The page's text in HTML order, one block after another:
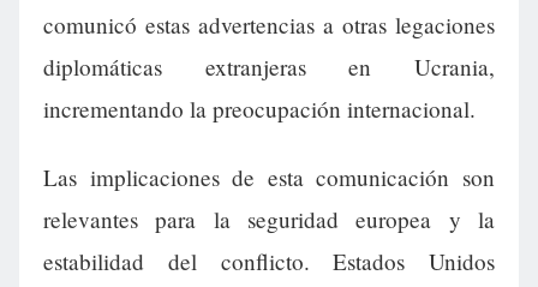
comunicó estas advertencias a otras legaciones
diplomáticas extranjeras en Ucrania,
incrementando la preocupación internacional.
Las implicaciones de esta comunicación son
relevantes para la seguridad europea y la
estabilidad del conflicto. Estados Unidos